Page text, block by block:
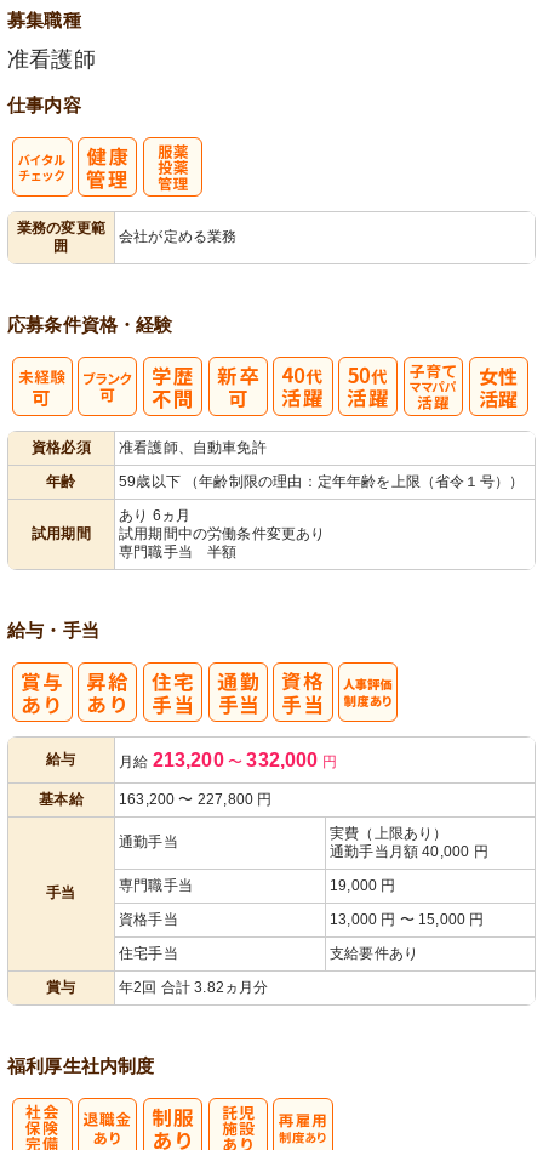
募集職種
准看護師
仕事内容
業務の変更範
囲
会社が定める業務
応募条件資格・経験
資格必須
准看護師、自動車免許
年齢
59歳以下 （年齢制限の理由：定年年齢を上限（省令１号））
試用期間
あり 6ヵ月
試用期間中の労働条件変更あり
専門職手当 半額
給与・手当
給与 月給 213,200 〜 332,000 円
基本給 163,200 〜 227,800 円
手当
通勤手当
実費（上限あり）
通勤手当月額 40,000 円
専門職手当
19,000 円
資格手当
13,000 円 〜 15,000 円
住宅手当
支給要件あり
賞与
年2回 合計 3.82ヵ月分
福利厚生社内制度